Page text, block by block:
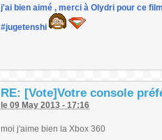
j'ai bien aimé , merci à Olydri pour ce
#jugetenshi
RE: [Vote]Votre console
le 09 May 2013 - 17:16
moi j'aime bien la Xbox 360